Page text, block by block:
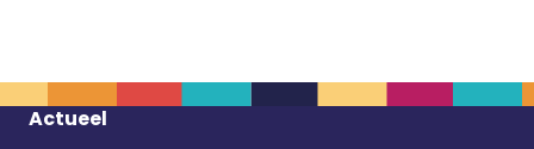
Footer
Actueel